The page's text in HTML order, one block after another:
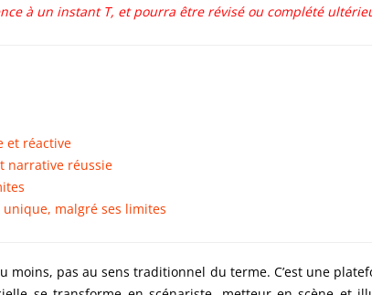
à un instant T, et pourra être révisé ou complété
et réactive
narrative réussie
malgré ses limites
moins, pas au sens traditionnel du terme. C’est une